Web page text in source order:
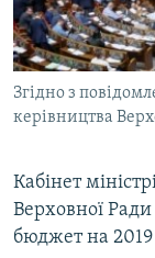
ВІДЕОУРОКИ
СВІДЧЕННЯ
УКРАЇНСЬКА
Русский
Qırımtatar
Усі сайти
Згідно з
керівництва
Кабінет
Верховної
бюджет на 2019